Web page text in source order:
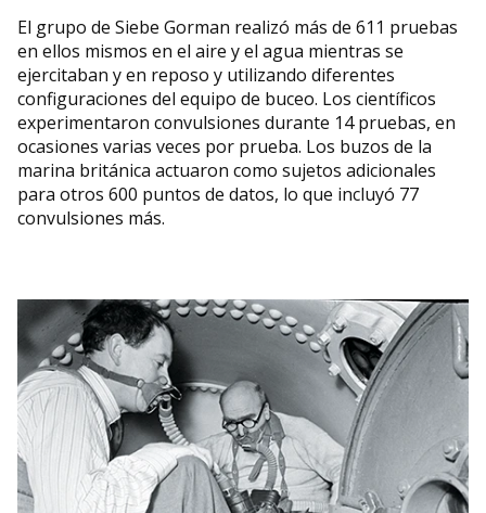
El grupo de Siebe Gorman realizó más de 611 pruebas
en ellos mismos en el aire y el agua mientras se
ejercitaban y en reposo y utilizando diferentes
configuraciones del equipo de buceo. Los científicos
experimentaron convulsiones durante 14 pruebas, en
ocasiones varias veces por prueba. Los buzos de la
marina británica actuaron como sujetos adicionales
para otros 600 puntos de datos, lo que incluyó 77
convulsiones más.